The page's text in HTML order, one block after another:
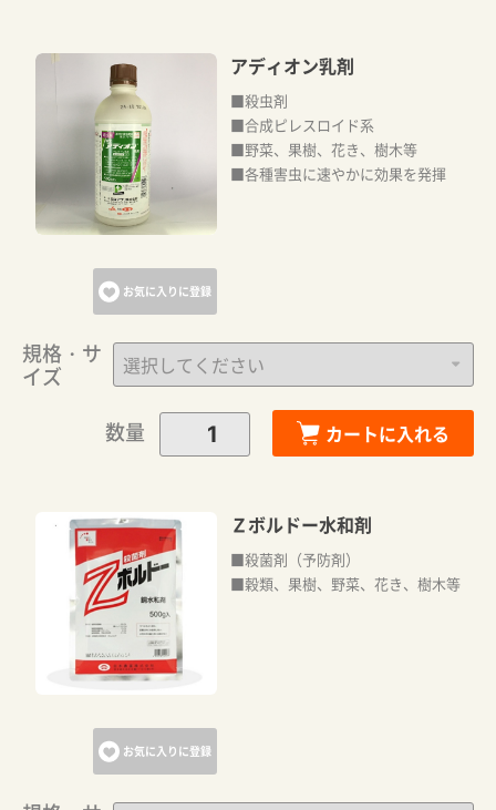
お気に入りに登録
アディオン乳剤
■殺虫剤
■合成ピレスロイド系
■野菜、果樹、花き、樹木等
■各種害虫に速やかに効果を発揮
規格・サ
イズ
数量
カートに入れる
お気に入りに登録
Ｚボルドー水和剤
■殺菌剤（予防剤）
■穀類、果樹、野菜、花き、樹木等